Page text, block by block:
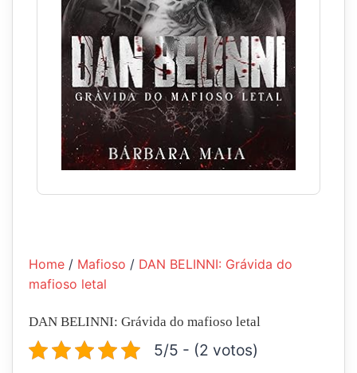
Home / Mafioso / DAN BELINNI: Grávida do
mafioso letal
DAN BELINNI: Grávida do mafioso letal
5/5 - (2 votos)